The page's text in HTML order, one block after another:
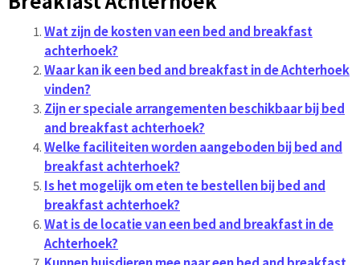
Wat zijn de kosten van een bed and breakfast
achterhoek?
Waar kan ik een bed and breakfast in de Achterhoek
vinden?
Zijn er speciale arrangementen beschikbaar bij bed
and breakfast achterhoek?
Welke faciliteiten worden aangeboden bij bed and
breakfast achterhoek?
Is het mogelijk om eten te bestellen bij bed and
breakfast achterhoek?
Wat is de locatie van een bed and breakfast in de
Achterhoek?